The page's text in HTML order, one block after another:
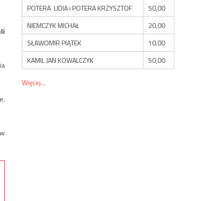
POTERA LIDIA i POTERA KRZYSZTOF
50,00
NIEMCZYK MICHAŁ
20,00
SŁAWOMIR PIĄTEK
10,00
KAMIL JAN KOWALCZYK
50,00
Więcej...